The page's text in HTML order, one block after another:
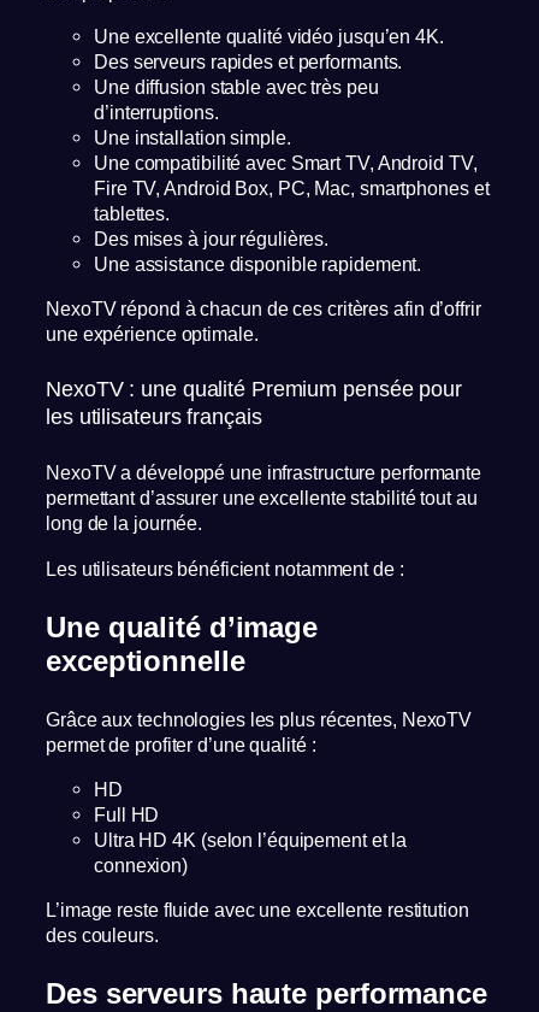
Une excellente qualité vidéo jusqu’en 4K.
Des serveurs rapides et performants.
Une diffusion stable avec très peu
d’interruptions.
Une installation simple.
Une compatibilité avec Smart TV, Android TV,
Fire TV, Android Box, PC, Mac, smartphones et
tablettes.
Des mises à jour régulières.
Une assistance disponible rapidement.
NexoTV répond à chacun de ces critères afin d’offrir
une expérience optimale.
NexoTV : une qualité Premium pensée pour
les utilisateurs français
NexoTV a développé une infrastructure performante
permettant d’assurer une excellente stabilité tout au
long de la journée.
Les utilisateurs bénéficient notamment de :
Une qualité d’image
exceptionnelle
Grâce aux technologies les plus récentes, NexoTV
permet de profiter d’une qualité :
HD
Full HD
Ultra HD 4K (selon l’équipement et la
connexion)
L’image reste fluide avec une excellente restitution
des couleurs.
Des serveurs haute performance